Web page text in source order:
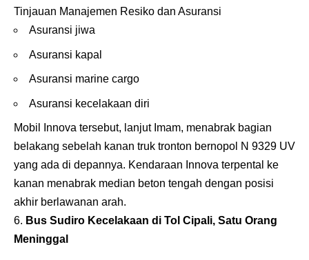
Tinjauan Manajemen Resiko dan Asuransi
Asuransi jiwa
Asuransi kapal
Asuransi marine cargo
Asuransi kecelakaan diri
Mobil Innova tersebut, lanjut Imam, menabrak bagian
belakang sebelah kanan truk tronton bernopol N 9329 UV
yang ada di depannya. Kendaraan Innova terpental ke
kanan menabrak median beton tengah dengan posisi
akhir berlawanan arah.
Bus Sudiro Kecelakaan di Tol Cipali, Satu Orang
Meninggal